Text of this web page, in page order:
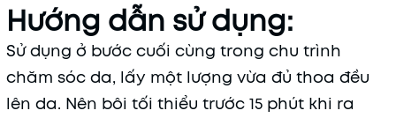
Hướng dẫn sử dụng:
Sử dụng ở bước cuối cùng trong chu trình
chăm sóc da, lấy một lượng vừa đủ thoa đều
lên da. Nên bôi tối thiểu trước 15 phút khi ra